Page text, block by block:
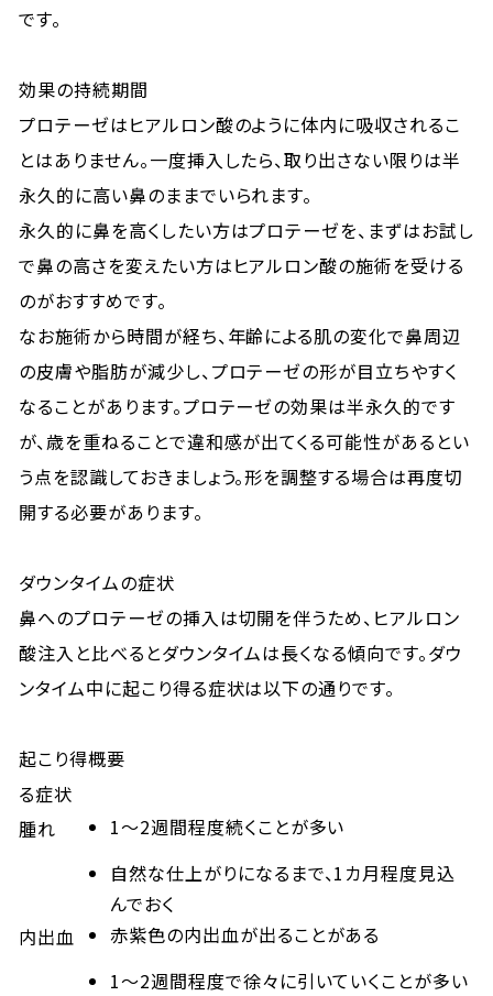
です。
効果の持続期間
プロテーゼはヒアルロン酸のように体内に吸収されるこ
とはありません。一度挿入したら、取り出さない限りは半
永久的に高い鼻のままでいられます。
永久的に鼻を高くしたい方はプロテーゼを、まずはお試し
で鼻の高さを変えたい方はヒアルロン酸の施術を受ける
のがおすすめです。
なお施術から時間が経ち、年齢による肌の変化で鼻周辺
の皮膚や脂肪が減少し、プロテーゼの形が目立ちやすく
なることがあります。プロテーゼの効果は半永久的です
が、歳を重ねることで違和感が出てくる可能性があるとい
う点を認識しておきましょう。形を調整する場合は再度切
開する必要があります。
ダウンタイムの症状
鼻へのプロテーゼの挿入は切開を伴うため、ヒアルロン
酸注入と比べるとダウンタイムは長くなる傾向です。ダウ
ンタイム中に起こり得る症状は以下の通りです。
起こり得
る症状
概要
腫れ
1～2週間程度続くことが多い
自然な仕上がりになるまで、1カ月程度見込
んでおく
内出血
赤紫色の内出血が出ることがある
1～2週間程度で徐々に引いていくことが多い